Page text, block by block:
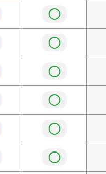
◯
◯
◯
◯
◯
◯